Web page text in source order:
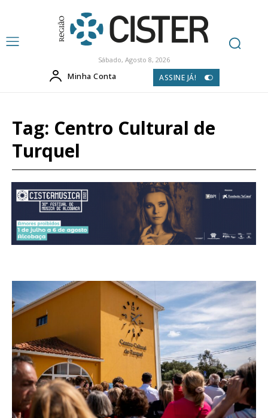
Sábado, Agosto 8, 2026
Minha Conta ASSINE JÁ!
Tag: Centro Cultural de
Turquel